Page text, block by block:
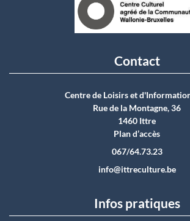
Contact
Centre de Loisirs et
Rue de la Montagne, 36
1460 Ittre
Plan d’accès
067/64.73.23
info@ittreculture.be
Infos pratiques